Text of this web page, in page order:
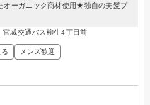
オーガニック商材使用★独自の美髪プ
城交通バス柳生4丁目前
メンズ歓迎